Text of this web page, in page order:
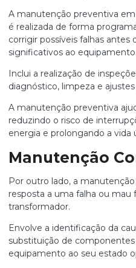
A manutenção preventiva
é realizada de forma
corrigir possíveis falhas antes
significativos ao equipamento.
Inclui a realização de
diagnóstico, limpeza e
A manutenção preventiva
reduzindo o risco de
energia e prolongando a vida
Manutenção
Por outro lado, a
resposta a uma falha ou
transformador.
Envolve a identificação da
substituição de
equipamento ao seu estado